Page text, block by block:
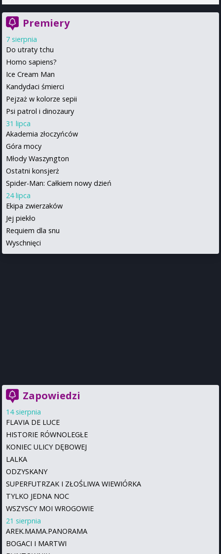
Premiery
7 sierpnia
Do utraty tchu
Homo sapiens?
Ice Cream Man
Kandydaci śmierci
Pejzaż w kolorze sepii
Psi patrol i dinozaury
31 lipca
Akademia złoczyńców
Góra mocy
Młody Waszyngton
Ostatni konsjerż
Spider-Man: Całkiem nowy dzień
24 lipca
Ekipa zwierzaków
Jej piekło
Requiem dla snu
Wyschnięci
Zapowiedzi
14 sierpnia
FLAVIA DE LUCE
HISTORIE RÓWNOLEGŁE
KONIEC ULICY DĘBOWEJ
LALKA
ODZYSKANY
SUPERFUTRZAK I ZŁOŚLIWA WIEWIÓRKA
TYLKO JEDNA NOC
WSZYSCY MOI WROGOWIE
21 sierpnia
AREK.MAMA.PANORAMA
BOGACI I MARTWI